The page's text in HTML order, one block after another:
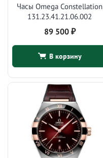
Часы Omega Constellation
131.23.41.21.06.002
89 500 ₽
В корзину